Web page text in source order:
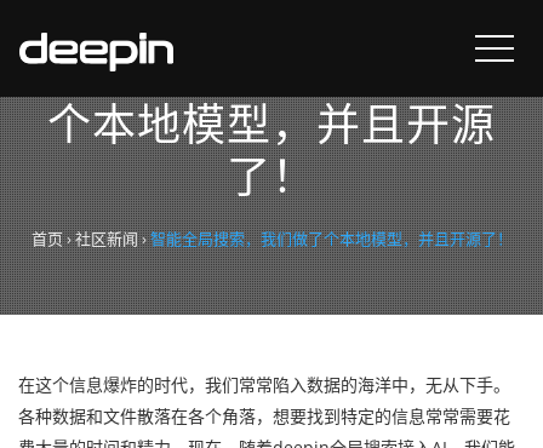
智能全局搜索，我们做了
个本地模型，并且开源
了！
首页›社区新闻›智能全局搜索，我们做了个本地模型，并且开源了！
在这个信息爆炸的时代，我们常常陷入数据的海洋中，无从下手。
各种数据和文件散落在各个角落，想要找到特定的信息常常需要花